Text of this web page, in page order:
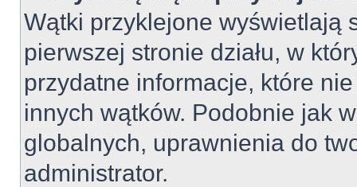
Wątki przyklejone wyświetlają
pierwszej stronie działu, w
przydatne informacje, które
innych wątków. Podobnie jak
globalnych, uprawnienia do
administrator.